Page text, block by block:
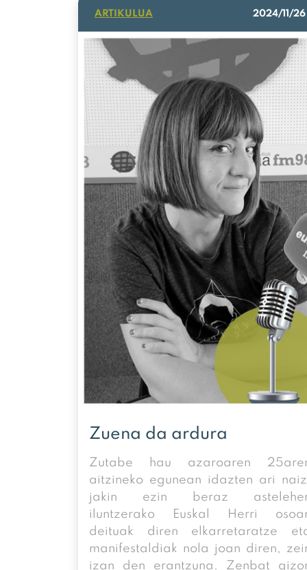
ARTIKULUA 2024/11/26
Zuena da ardura
Zutabe hau azaroaren
aitzineko egunean idazten ari
jakin ezin beraz
iluntzerako Euskal Herri
deituak diren elkarretaratze
manifestaldiak nola joan diren,
izan den erantzuna. Zenbat